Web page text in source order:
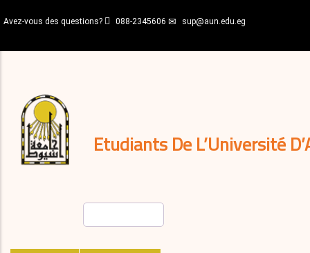
au
principal
Avez-vous des questions? 088-2345606 sup@aun.edu.eg
Etudiants De L’Université
décisions
Expatriés
Journal